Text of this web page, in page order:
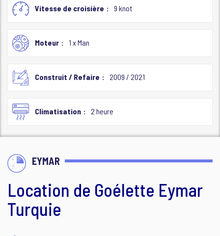
Vitesse de croisière 9 knot
Moteur 1 x Man
Construit / Refaire 2009 / 2021
Climatisation 2 heure
EYMAR
Location de Goélette Eymar
Turquie